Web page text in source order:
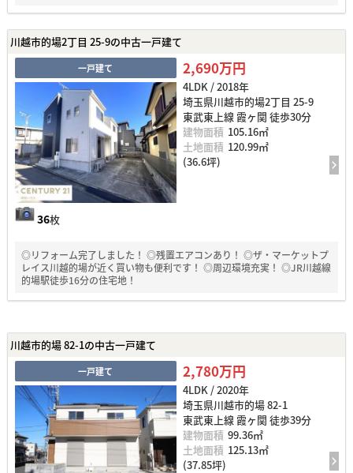
川越市的場2丁目 25-9の中古一戸建て
一戸建て
36枚
2,690万円
4LDK / 2018年
埼玉県川越市的場2丁目 25-9
東武東上線 霞ヶ関 徒歩30分
建物面積 105.16㎡
土地面積 120.99㎡
(36.6坪)
◎リフォーム完了しました！ ◎残置エアコンあり！ ◎ザ・マーケットプ
レイス川越的場が近く買い物も便利です！ ◎周辺環境充実！ ◎JR川越線
的場駅徒歩16分の住宅地！
川越市的場 82-1の中古一戸建て
一戸建て 2,780万円
4LDK / 2020年
埼玉県川越市的場 82-1
東武東上線 霞ヶ関 徒歩39分
建物面積 99.36㎡
土地面積 125.13㎡
(37.85坪)